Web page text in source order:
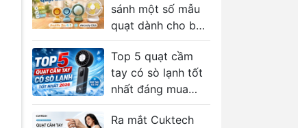
sánh một số mẫu
quạt dành cho bé
Jisulife 2s/4/1
Aecooly Click
Top 5 quạt cầm
tay có sò lạnh tốt
nhất đáng mua
2026
Ra mắt Cuktech